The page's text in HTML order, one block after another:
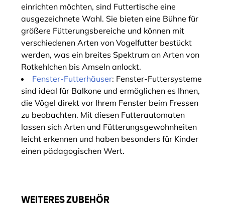
einrichten möchten, sind Futtertische eine
ausgezeichnete Wahl. Sie bieten eine Bühne für
größere Fütterungsbereiche und können mit
verschiedenen Arten von Vogelfutter bestückt
werden, was ein breites Spektrum an Arten von
Rotkehlchen bis Amseln anlockt.
Fenster-Futterhäuser: Fenster-Futtersysteme
sind ideal für Balkone und ermöglichen es Ihnen,
die Vögel direkt vor Ihrem Fenster beim Fressen
zu beobachten. Mit diesen Futterautomaten
lassen sich Arten und Fütterungsgewohnheiten
leicht erkennen und haben besonders für Kinder
einen pädagogischen Wert.
WEITERES ZUBEHÖR